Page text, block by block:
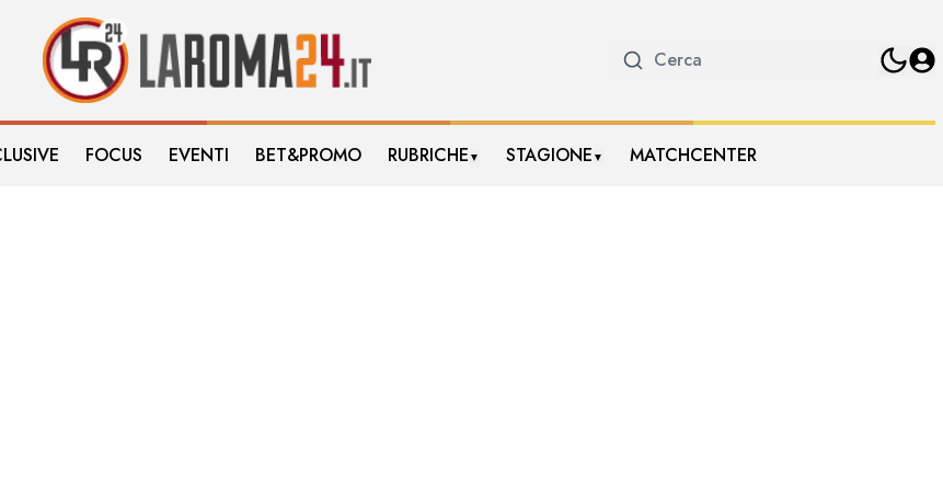
FOCUS EVENTI BET&PROMO RUBRICHE ▼ STAGIONE ▼ MATCHCENTER